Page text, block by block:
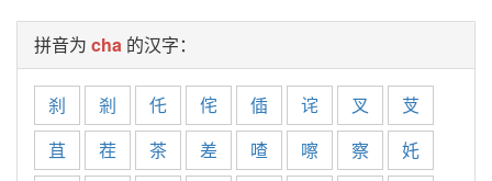
拼音为 cha 的汉字：
刹 剎 仛 侘 偛 诧 叉
芆
苴
茬 茶 差 喳 嚓 察
奼